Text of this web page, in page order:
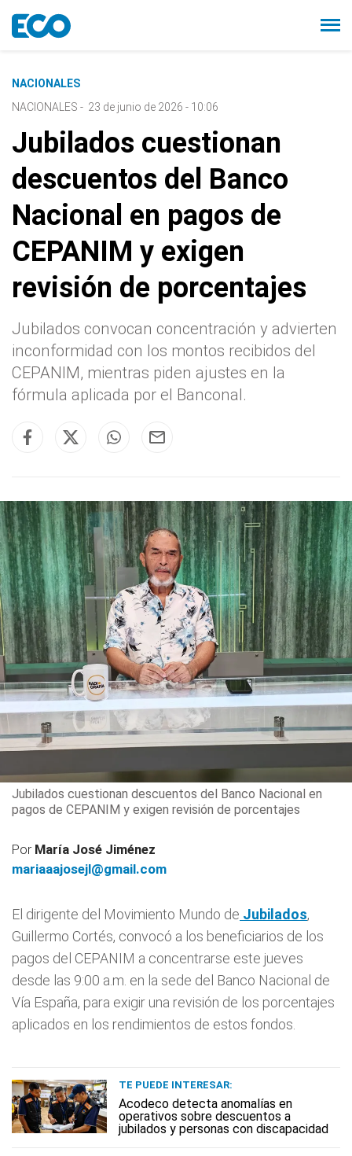
NACIONALES
NACIONALES - 23 de junio de 2026 - 10:06
Jubilados cuestionan
descuentos del Banco
Nacional en pagos de
CEPANIM y exigen
revisión de porcentajes
Jubilados convocan concentración y advierten
inconformidad con los montos recibidos del
CEPANIM, mientras piden ajustes en la
fórmula aplicada por el Banconal.
Jubilados cuestionan descuentos del Banco Nacional en
pagos de CEPANIM y exigen revisión de porcentajes
Por María José Jiménez
mariaaajosejl@gmail.com
El dirigente del Movimiento Mundo de Jubilados,
Guillermo Cortés, convocó a los beneficiarios de los
pagos del CEPANIM a concentrarse este jueves
desde las 9:00 a.m. en la sede del Banco Nacional de
Vía España, para exigir una revisión de los porcentajes
aplicados en los rendimientos de estos fondos.
TE PUEDE INTERESAR:
Acodeco detecta anomalías en
operativos sobre descuentos a
jubilados y personas con discapacidad